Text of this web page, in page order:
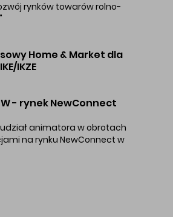
rynków towarów rolno-
Home & Market dla
IKZE
- rynek NewConnect
animatora w obrotach
na rynku NewConnect w